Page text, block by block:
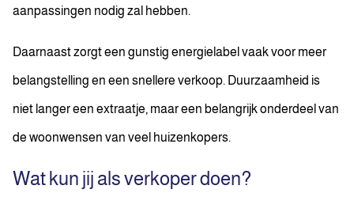
aanpassingen nodig zal hebben.
Daarnaast zorgt een gunstig energielabel vaak voor meer
belangstelling en een snellere verkoop. Duurzaamheid is
niet langer een extraatje, maar een belangrijk onderdeel van
de woonwensen van veel huizenkopers.
Wat kun jij als verkoper doen?